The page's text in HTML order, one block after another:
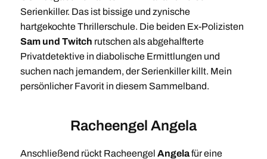
Serienkiller. Das ist bissige und zynische
hartgekochte Thrillerschule. Die beiden Ex-Polizisten
Sam und Twitch rutschen als abgehalfterte
Privatdetektive in diabolische Ermittlungen und
suchen nach jemandem, der Serienkiller killt. Mein
persönlicher Favorit in diesem Sammelband.
Racheengel Angela
Anschließend rückt Racheengel Angelafür eine